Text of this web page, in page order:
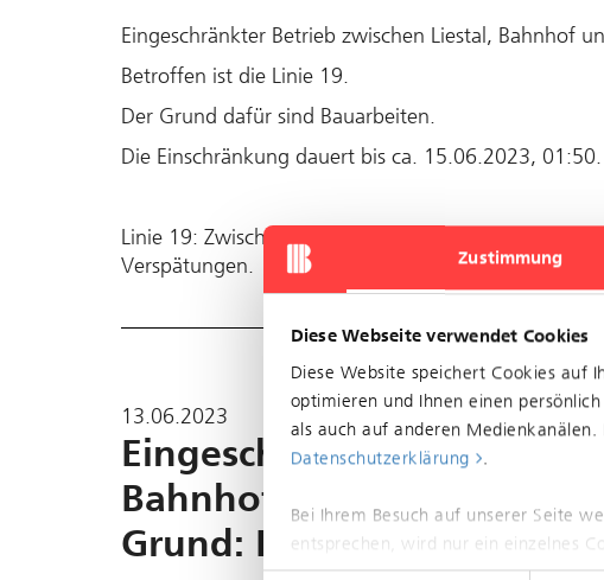
Zustimmung
Diese Webseite verwendet Cookies
Diese Website speichert Cookies auf
optimieren und Ihnen einen
als auch auf anderen
Datenschutzerklärung
.
Bei Ihrem Besuch auf unserer Seite
entsprechen, wird nur ein einzelnes
Eingeschränkter Betrieb zwischen Liestal, Bahnhof
Betroffen ist die Linie 19.
Der Grund dafür sind Bauarbeiten.
Die Einschränkung dauert bis ca. 15.06.2023, 01:50.
Linie 19: Zwischen Liestal, Bahnhof und
Verspätungen.
13.06.2023
Eingeschränkter Betrieb
Bahnhof und Waldenburg
Grund: Bauarbeiten